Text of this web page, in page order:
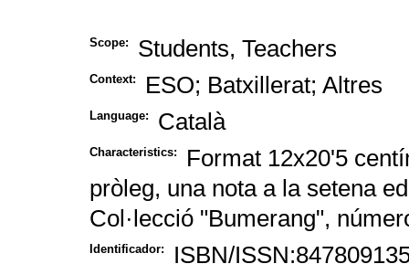
Scope: Students, Teachers
Context: ESO; Batxillerat; Altres
Language: Català
Characteristics:
Format 12x20'5
pròleg, una nota a la setena
Col·lecció "Bumerang",
Identificador: ISBN/